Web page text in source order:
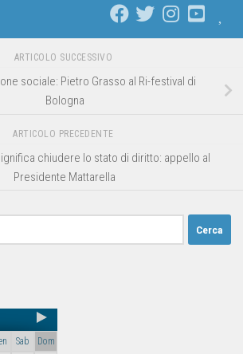
ARTICOLO SUCCESSIVO
sociale: Pietro Grasso al Ri-festival di
Bologna
ARTICOLO PRECEDENTE
chiudere lo stato di diritto: appello al
Presidente Mattarella
Sab
Dom